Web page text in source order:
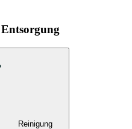
Reinigung